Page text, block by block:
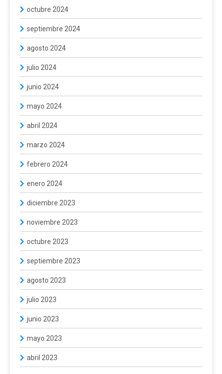
octubre 2024
septiembre 2024
agosto 2024
julio 2024
junio 2024
mayo 2024
abril 2024
marzo 2024
febrero 2024
enero 2024
diciembre 2023
noviembre 2023
octubre 2023
septiembre 2023
agosto 2023
julio 2023
junio 2023
mayo 2023
abril 2023